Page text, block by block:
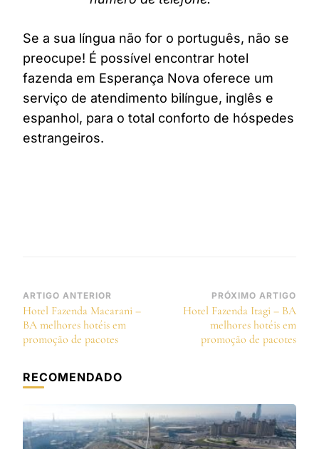
Se a sua língua não for o português, não se
preocupe! É possível encontrar hotel
fazenda em Esperança Nova oferece um
serviço de atendimento bilíngue, inglês e
espanhol, para o total conforto de hóspedes
estrangeiros.
Navegação
de
post
ARTIGO ANTERIOR
Hotel Fazenda Macarani –
BA melhores hotéis em
promoção de pacotes
PRÓXIMO ARTIGO
Hotel Fazenda Itagi – BA
melhores hotéis em
promoção de pacotes
RECOMENDADO